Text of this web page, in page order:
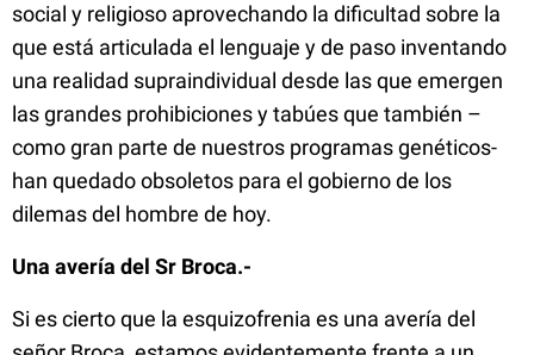
social y religioso aprovechando la dificultad sobre la
que está articulada el lenguaje y de paso inventando
una realidad supraindividual desde las que emergen
las grandes prohibiciones y tabúes que también –
como gran parte de nuestros programas genéticos-
han quedado obsoletos para el gobierno de los
dilemas del hombre de hoy.
Una avería del Sr Broca.-
Si es cierto que la esquizofrenia es una avería del